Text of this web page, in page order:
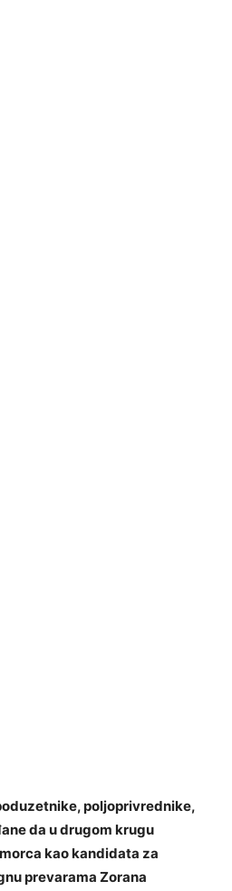
poljoprivrednike,
da u drugom krugu
kao kandidata za
prevarama Zorana